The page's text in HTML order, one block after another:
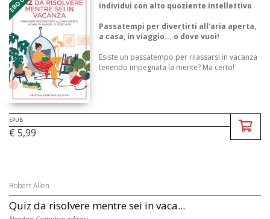
individui con alto quoziente intellettivo
Passatempi per divertirti all'aria aperta,
a casa, in viaggio... o dove vuoi!
Esiste un passatempo per rilassarsi in vacanza
tenendo impegnata la mente? Ma certo!
EPUB
€ 5,99
Robert Allen
Quiz da risolvere mentre sei in vaca...